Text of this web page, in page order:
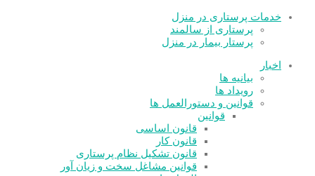
خدمات پرستاری در منزل
پرستاری از سالمند
پرستار بیمار در منزل
اخبار
بیانیه ها
رویداد ها
قوانین و دستورالعمل ها
قوانین
قانون اساسی
قانون کار
قانون تشکیل نظام پرستاری
قوانین مشاغل سخت و زیان آور